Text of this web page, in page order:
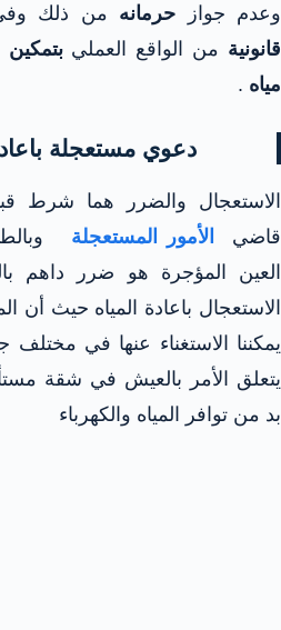
وعدم جواز حرمانه من ذلك
قانونية من الواقع العملي
مياه .
دعوي مستعجلة
الاستعجال والضرر هما شرط
قاضي
الأمور المستعجلة
العين المؤجرة هو ضرر داهم
الاستعجال باعادة المياه حيث أن
يمكننا الاستغناء عنها في مختلف
يتعلق الأمر بالعيش في شقة
بد من توافر المياه والكهرباء